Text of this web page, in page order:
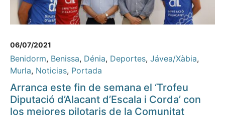
06/07/2021
Benidorm, Benissa, Dénia, Deportes, Jávea/Xàbia,
Murla, Noticias, Portada
Arranca este fin de semana el ‘Trofeu
Diputació d’Alacant d’Escala i Corda’ con
los mejores pilotaris de la Comunitat